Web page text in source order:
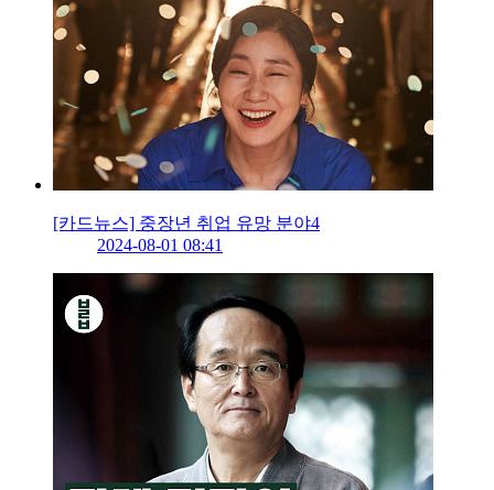
[카드뉴스] 중장년 취업 유망 분야4
2024-08-01 08:41